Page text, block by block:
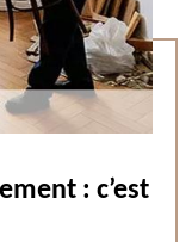
: c’est